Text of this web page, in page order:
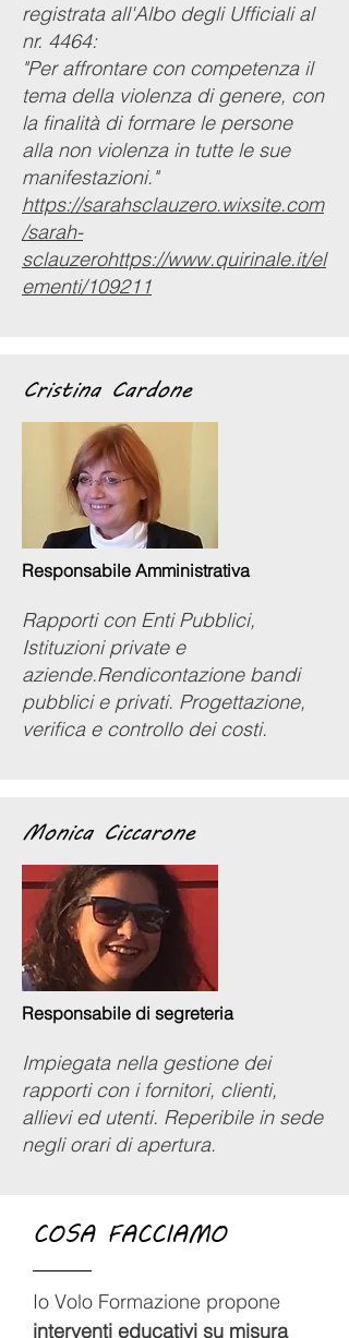
registrata all'Albo degli Ufficiali al
nr. 4464:
"Per affrontare con competenza il
tema della violenza di genere, con
la finalità di formare le persone
alla non violenza in tutte le sue
manifestazioni."
https://sarahsclauzero.wixsite.com
/sarah-
sclauzerohttps://www.quirinale.it/el
ementi/109211
Cristina Cardone
Responsabile Amministrativa
Rapporti con Enti Pubblici,
Istituzioni private e
aziende.Rendicontazione bandi
pubblici e privati. Progettazione,
verifica e controllo dei costi.
Monica Ciccarone
Responsabile di segreteria
Impiegata nella gestione dei
rapporti con i fornitori, clienti,
allievi ed utenti. Reperibile in sede
negli orari di apertura.
COSA FACCIAMO
Io Volo Formazione propone
interventi educativi su misura